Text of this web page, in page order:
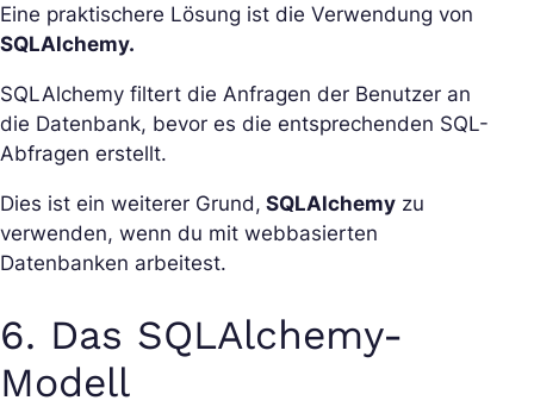
Eine praktischere Lösung ist die Verwendung von
SQLAlchemy.
SQLAlchemy filtert die Anfragen der Benutzer an
die Datenbank, bevor es die entsprechenden SQL-
Abfragen erstellt.
Dies ist ein weiterer Grund, SQLAlchemy zu
verwenden, wenn du mit webbasierten
Datenbanken arbeitest.
6. Das SQLAlchemy-
Modell